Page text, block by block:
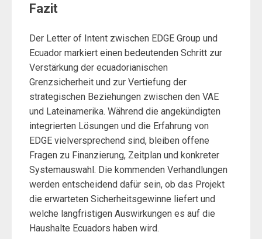
Fazit
Der Letter of Intent zwischen EDGE Group und
Ecuador markiert einen bedeutenden Schritt zur
Verstärkung der ecuadorianischen
Grenzsicherheit und zur Vertiefung der
strategischen Beziehungen zwischen den VAE
und Lateinamerika. Während die angekündigten
integrierten Lösungen und die Erfahrung von
EDGE vielversprechend sind, bleiben offene
Fragen zu Finanzierung, Zeitplan und konkreter
Systemauswahl. Die kommenden Verhandlungen
werden entscheidend dafür sein, ob das Projekt
die erwarteten Sicherheitsgewinne liefert und
welche langfristigen Auswirkungen es auf die
Haushalte Ecuadors haben wird.